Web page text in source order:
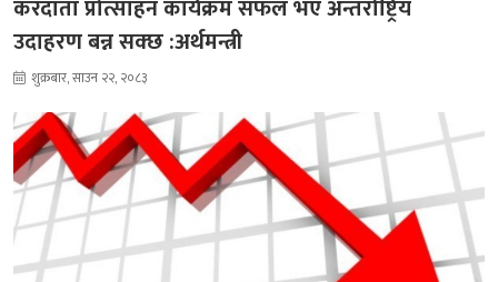
करदाता प्रोत्साहन कार्यक्रम सफल भए अन्तर्राष्ट्रिय
उदाहरण बन्न सक्छ :अर्थमन्त्री
शुक्रबार, साउन २२, २०८३